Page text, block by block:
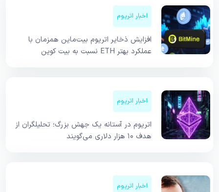
اخبار اتریوم
افزایش ذخایر اتریوم بیت‌ماین همزمان با
عملکرد بهتر ETH نسبت به بیت کوین
اخبار اتریوم
اتریوم در آستانه یک جهش بزرگ؛ تحلیلگران از
هدف ۱۰ هزار دلاری می‌گویند
اخبار اتریوم